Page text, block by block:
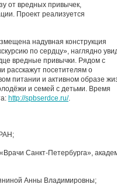
от вредных привычек,
Проект реализуется
надувная конструкция
по сердцу», наглядно
вредные привычки. Рядом с
расскажут посетителям о
питании и активном образе
и семей с детьми. Время
http://spbserdce.ru/.
Санкт-Петербурга»,
Анны Владимировны;